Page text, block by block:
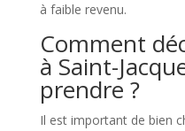
à faible revenu.
Comment
à Saint-
prendre ?
Il est important de bien